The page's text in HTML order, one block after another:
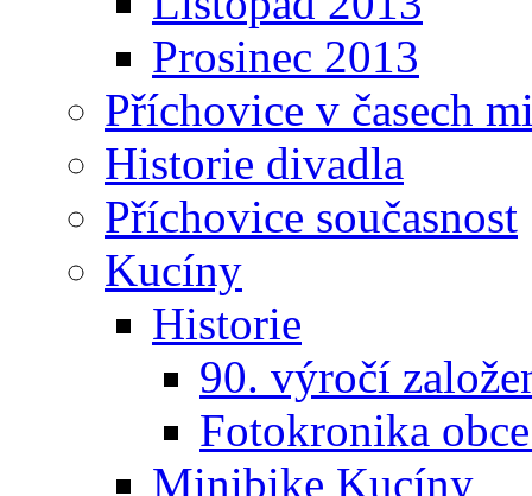
Prosinec 2013
Příchovice v časech
Historie divadla
Příchovice současnost
Kucíny
Historie
90. výročí
Fotokronika
Minibike Kucíny